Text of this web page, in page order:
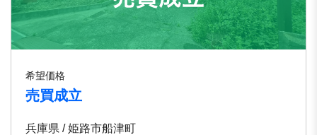
希望価格
売買成立
兵庫県 / 姫路市船津町